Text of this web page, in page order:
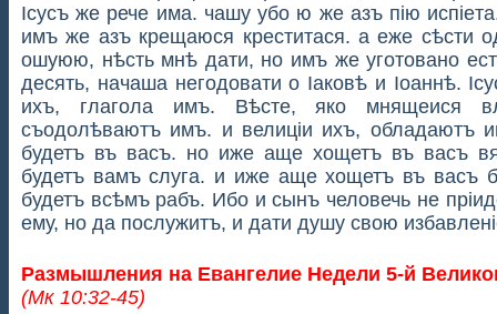
Ісусъ же рече има. чашу убо ю же азъ пію
имъ же азъ крещаюся креститася. а еже сѣсти
ошуюю, нѣсть мнѣ дати, но имъ же уготовано
дeсять, начаша негодовати о Іаковѣ и Іoаннѣ.
ихъ, глагола имъ. Вѣсте, яко мнящеися
съодолѣваютъ имъ. и велиціи ихъ, обладаютъ
будетъ въ васъ. но иже аще хощетъ въ васъ
будетъ вамъ слуга. и иже аще хощетъ въ васъ
будетъ всѣмъ рабъ. Ибо и сынъ человечь не
ему, но да послужитъ, и дати душу свою
Размышления на Евангелие Недели 5-й
(Мк 10:32-45)